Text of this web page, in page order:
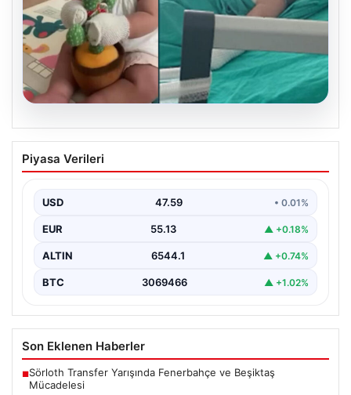
05.08.2026
Mersin’de Domates Konservesi
Patlaması: 9 Aylık Bebeğin Yaşam
Mersin'de yaşanan korkutucu bir olay, bir bebeğin
Piyasa Verileri
USD 47.59 • 0.01%
EUR 55.13 ▲ +0.18%
ALTIN 6544.1 ▲ +0.74%
BTC 3069466 ▲ +1.02%
Son Eklenen Haberler
■Sörloth Transfer Yarışında Fenerbahçe ve Beşiktaş
Mücadelesi